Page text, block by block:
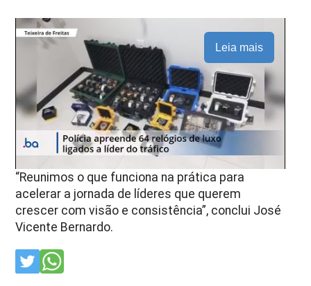
Leia mais
“Reunimos o que funciona na prática para
acelerar a jornada de líderes que querem
crescer com visão e consistência”, conclui José
Vicente Bernardo.